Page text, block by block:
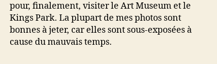
pour, finalement, visiter le Art Museum et le
Kings Park. La plupart de mes photos sont
bonnes à jeter, car elles sont sous-exposées à
cause du mauvais temps.